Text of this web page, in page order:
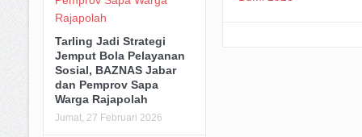
Tarling Jadi Strategi
Jemput Bola Pelayanan
Sosial, BAZNAS Jabar
dan Pemprov Sapa
Warga Rajapolah
Jumat, 27 Februari 2026